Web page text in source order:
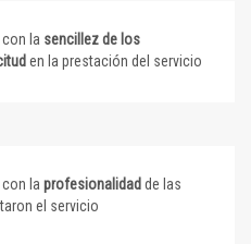
la sencillez de los
en la prestación del servicio
la profesionalidad de las
el servicio